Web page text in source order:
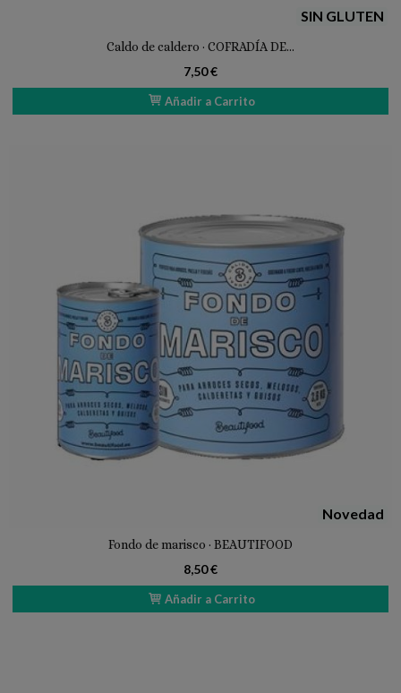
SIN GLUTEN
Caldo de caldero · COFRADÍA DE...
7,50 €
Añadir a Carrito
Novedad
Fondo de marisco · BEAUTIFOOD
8,50 €
Añadir a Carrito